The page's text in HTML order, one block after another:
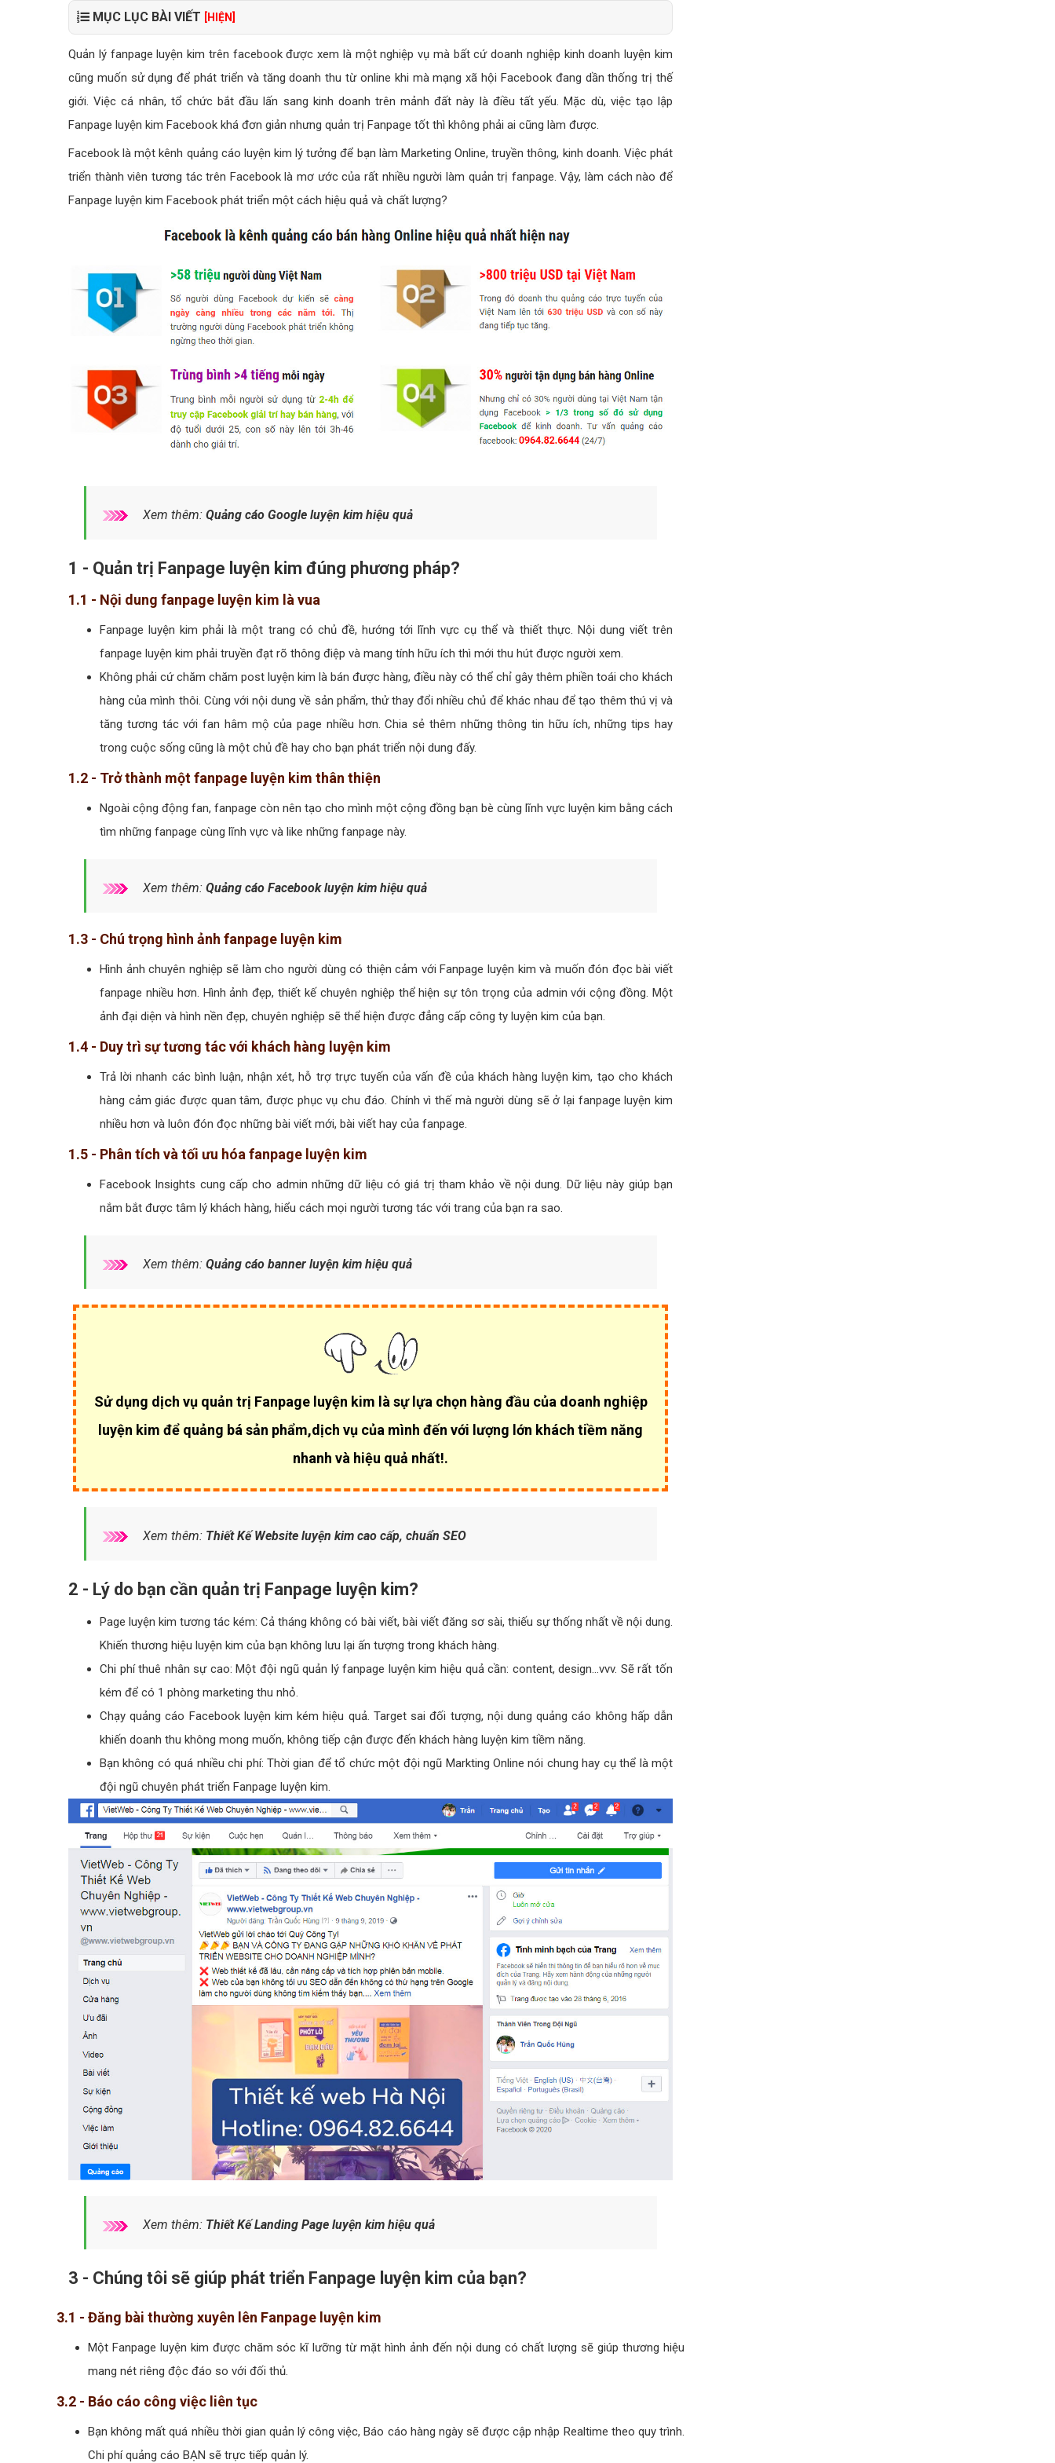
Bảng giá quảng cáo Banner
Bảng giá quản trị Website
MỤC LỤC BÀI VIẾT [HIỆN]
Quản lý fanpage luyện kim trên facebook được xem là một nghiệp vụ mà bất cứ doanh nghiệp kinh doanh luyện kim
cũng muốn sử dụng để phát triển và tăng doanh thu từ online khi mà mạng xã hội Facebook đang dần thống trị thế
giới. Việc cá nhân, tổ chức bắt đầu lấn sang kinh doanh trên mảnh đất này là điều tất yếu. Mặc dù, việc tạo lập
Fanpage luyện kim Facebook khá đơn giản nhưng quản trị Fanpage tốt thì không phải ai cũng làm được.
Facebook là một kênh quảng cáo luyện kim lý tưởng để bạn làm Marketing Online, truyền thông, kinh doanh. Việc phát
triển thành viên tương tác trên Facebook là mơ ước của rất nhiều người làm quản trị fanpage. Vậy, làm cách nào để
Fanpage luyện kim Facebook phát triển một cách hiệu quả và chất lượng?
Xem thêm: Quảng cáo Google luyện kim hiệu quả
1 - Quản trị Fanpage luyện kim đúng phương pháp?
1.1 - Nội dung fanpage luyện kim là vua
Fanpage luyện kim phải là một trang có chủ đề, hướng tới lĩnh vực cụ thể và thiết thực. Nội dung viết trên
fanpage luyện kim phải truyền đạt rõ thông điệp và mang tính hữu ích thì mới thu hút được người xem.
Không phải cứ chăm chăm post luyện kim là bán được hàng, điều này có thể chỉ gây thêm phiền toái cho khách
hàng của mình thôi. Cùng với nội dung về sản phẩm, thử thay đổi nhiều chủ để khác nhau để tạo thêm thú vị và
tăng tương tác với fan hâm mộ của page nhiều hơn. Chia sẻ thêm những thông tin hữu ích, những tips hay
trong cuộc sống cũng là một chủ đề hay cho bạn phát triển nội dung đấy.
1.2 - Trở thành một fanpage luyện kim thân thiện
Ngoài cộng động fan, fanpage còn nên tạo cho mình một cộng đồng bạn bè cùng lĩnh vực luyện kim bằng cách
tìm những fanpage cùng lĩnh vực và like những fanpage này.
Xem thêm: Quảng cáo Facebook luyện kim hiệu quả
1.3 - Chú trọng hình ảnh fanpage luyện kim
Hình ảnh chuyên nghiệp sẽ làm cho người dùng có thiện cảm với Fanpage luyện kim và muốn đón đọc bài viết
fanpage nhiều hơn. Hình ảnh đẹp, thiết kế chuyên nghiệp thể hiện sự tôn trọng của admin với cộng đồng. Một
ảnh đại diện và hình nền đẹp, chuyên nghiệp sẽ thể hiện được đẳng cấp công ty luyện kim của bạn.
1.4 - Duy trì sự tương tác với khách hàng luyện kim
Trả lời nhanh các bình luận, nhận xét, hỗ trợ trực tuyến của vấn đề của khách hàng luyện kim, tạo cho khách
hàng cảm giác được quan tâm, được phục vụ chu đáo. Chính vì thế mà người dùng sẽ ở lại fanpage luyện kim
nhiều hơn và luôn đón đọc những bài viết mới, bài viết hay của fanpage.
1.5 - Phân tích và tối ưu hóa fanpage luyện kim
Facebook Insights cung cấp cho admin những dữ liệu có giá trị tham khảo về nội dung. Dữ liệu này giúp bạn
nắm bắt được tâm lý khách hàng, hiểu cách mọi người tương tác với trang của bạn ra sao.
Xem thêm: Quảng cáo banner luyện kim hiệu quả
Sử dụng dịch vụ quản trị Fanpage luyện kim là sự lựa chọn hàng đầu của doanh nghiệp
luyện kim để quảng bá sản phẩm,dịch vụ của mình đến với lượng lớn khách tiềm năng
nhanh và hiệu quả nhất!.
Xem thêm: Thiết Kế Website luyện kim cao cấp, chuẩn SEO
2 - Lý do bạn cần quản trị Fanpage luyện kim?
Page luyện kim tương tác kém: Cả tháng không có bài viết, bài viết đăng sơ sài, thiếu sự thống nhất về nội dung.
Khiến thương hiệu luyện kim của bạn không lưu lại ấn tượng trong khách hàng.
Chi phí thuê nhân sự cao: Một đội ngũ quản lý fanpage luyện kim hiệu quả cần: content, design…vvv. Sẽ rất tốn
kém để có 1 phòng marketing thu nhỏ.
Chạy quảng cáo Facebook luyện kim kém hiệu quả. Target sai đối tượng, nội dung quảng cáo không hấp dẫn
khiến doanh thu không mong muốn, không tiếp cận được đến khách hàng luyện kim tiềm năng.
Bạn không có quá nhiều chi phí: Thời gian để tổ chức một đội ngũ Markting Online nói chung hay cụ thể là một
đội ngũ chuyên phát triển Fanpage luyện kim.
Xem thêm: Thiết Kế Landing Page luyện kim hiệu quả
3 - Chúng tôi sẽ giúp phát triển Fanpage luyện kim của bạn?
3.1 - Đăng bài thường xuyên lên Fanpage luyện kim
Một Fanpage luyện kim được chăm sóc kĩ lưỡng từ mặt hình ảnh đến nội dung có chất lượng sẽ giúp thương hiệu
mang nét riêng độc đáo so với đối thủ.
3.2 - Báo cáo công việc liên tục
Bạn không mất quá nhiều thời gian quản lý công việc, Báo cáo hàng ngày sẽ được cập nhập Realtime theo quy trình.
Chi phí quảng cáo BẠN sẽ trực tiếp quản lý.